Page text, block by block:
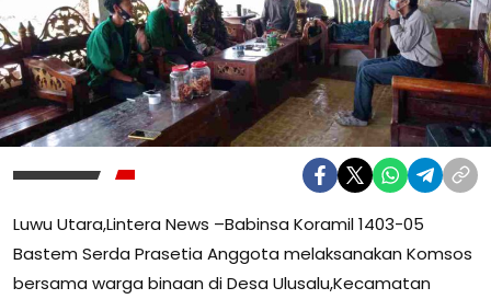
Luwu Utara,Lintera News –Babinsa Koramil 1403-05
Bastem Serda Prasetia Anggota melaksanakan Komsos
bersama warga binaan di Desa Ulusalu,Kecamatan